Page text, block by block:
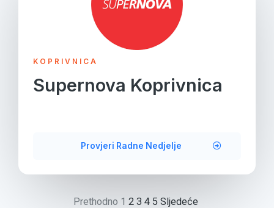
KOPRIVNICA
Supernova Koprivnica
Provjeri Radne Nedjelje
Prethodno 1 2 3 4 5 Sljedeće